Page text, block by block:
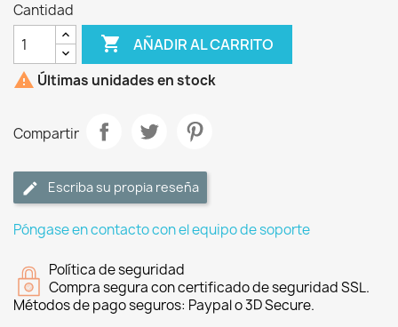
Cantidad
 AÑADIR AL CARRITO
 Últimas unidades en stock
Compartir
Escriba su propia reseña
Póngase en contacto con el equipo de soporte
Política de seguridad
Compra segura con certificado de seguridad SSL.
Métodos de pago seguros: Paypal o 3D Secure.